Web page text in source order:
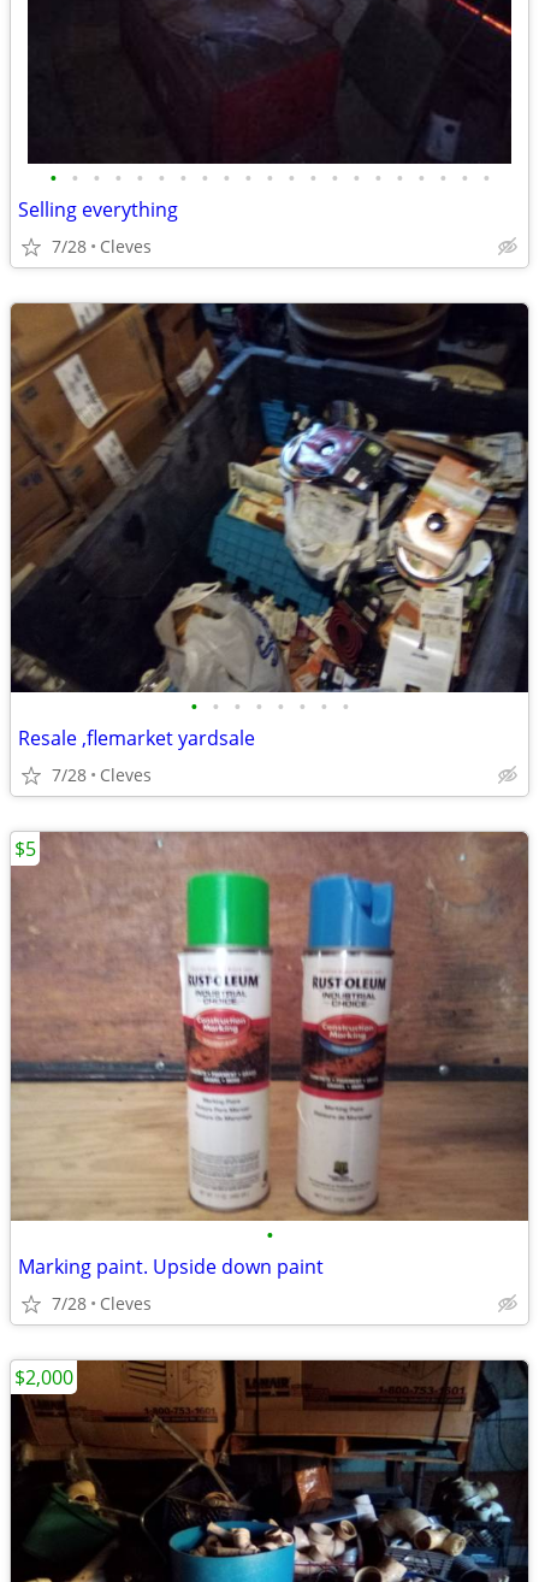
• • • • • • • • • • • • • • • • • • • • •
Selling everything
7/28 Cleves
• • • • • • • •
Resale ,flemarket yardsale
7/28 Cleves
•
Marking paint. Upside down paint
7/28 Cleves
$5
$2,000